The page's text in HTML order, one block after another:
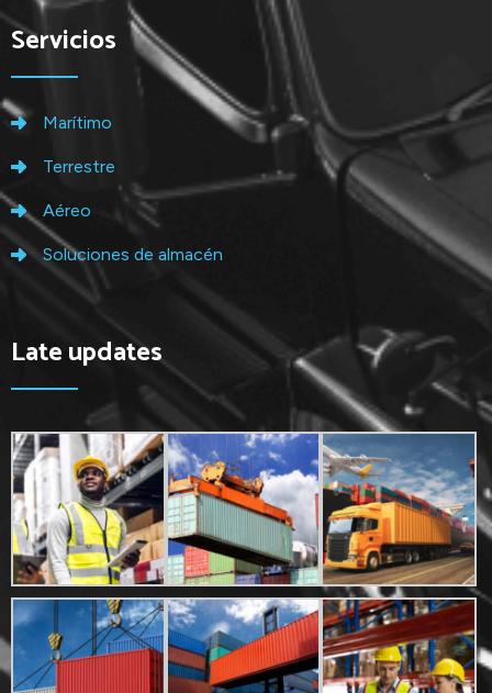
Servicios
Marítimo
Terrestre
Aéreo
Soluciones de almacén
Late updates